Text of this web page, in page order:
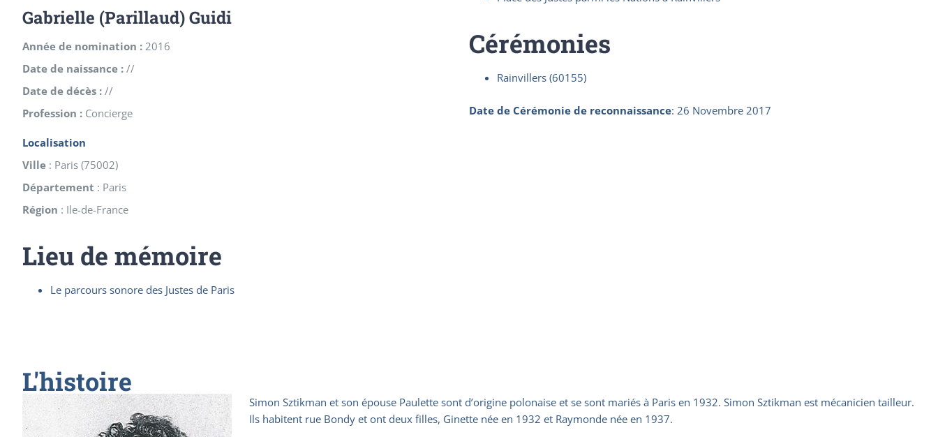
Gabrielle (Parillaud) Guidi
Année de nomination : 2016
Date de naissance : //
Date de décès : //
Profession : Concierge
Localisation
Ville : Paris (75002)
Département : Paris
Région : Ile-de-France
Lieu de mémoire
Le parcours sonore des Justes de Paris
Cérémonies
Rainvillers (60155)
Date de Cérémonie de reconnaissance: 26 Novembre 2017
L'histoire
Simon Sztikman et son épouse Paulette sont d’origine polonaise et se sont mariés à Paris en 1932. Simon Sztikman est mécanicien tailleur.
Ils habitent rue Bondy et ont deux filles, Ginette née en 1932 et Raymonde née en 1937.